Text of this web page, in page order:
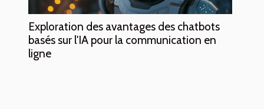
Exploration des avantages des chatbots
basés sur l'IA pour la communication en
ligne